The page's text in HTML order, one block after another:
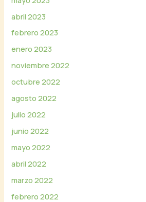
abril 2023
febrero 2023
enero 2023
noviembre 2022
octubre 2022
agosto 2022
julio 2022
junio 2022
mayo 2022
abril 2022
marzo 2022
febrero 2022